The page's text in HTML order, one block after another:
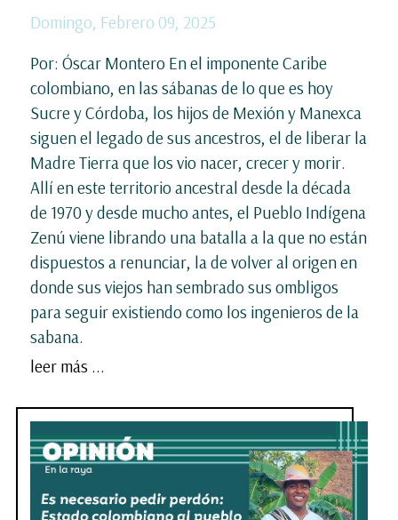
Domingo, Febrero 09, 2025
Por: Óscar Montero En el imponente Caribe
colombiano, en las sábanas de lo que es hoy
Sucre y Córdoba, los hijos de Mexión y Manexca
siguen el legado de sus ancestros, el de liberar la
Madre Tierra que los vio nacer, crecer y morir.
Allí en este territorio ancestral desde la década
de 1970 y desde mucho antes, el Pueblo Indígena
Zenú viene librando una batalla a la que no están
dispuestos a renunciar, la de volver al origen en
donde sus viejos han sembrado sus ombligos
para seguir existiendo como los ingenieros de la
sabana.
leer más ...